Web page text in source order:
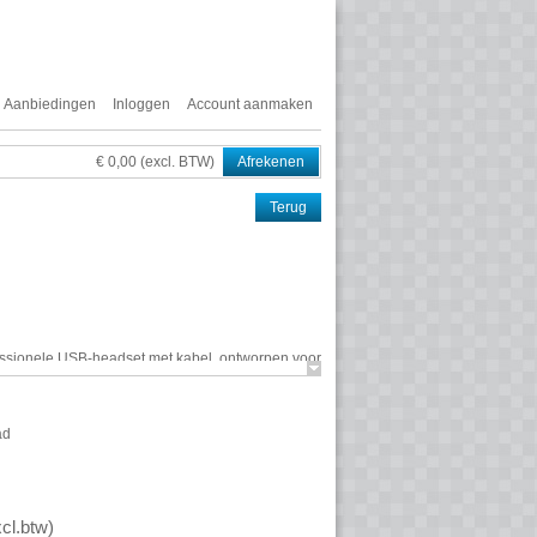
Aanbiedingen Inloggen Account aanmaken
€ 0,00 (excl. BTW) Afrekenen
Terug
USB-headset met kabel, ontworpen voor
gesprekken. Deze uitvoering is mono (één
de
)